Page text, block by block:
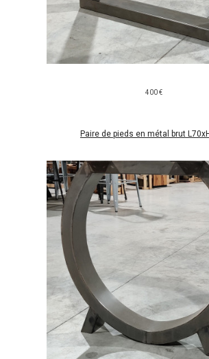
400 €
Paire de pieds en métal brut